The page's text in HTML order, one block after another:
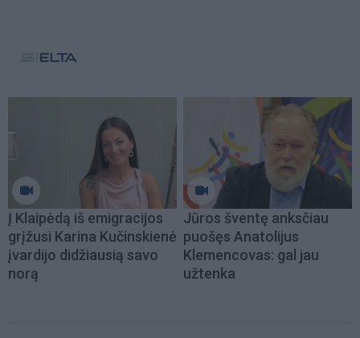
Į Klaipėdą iš emigracijos
grįžusi Karina Kučinskienė
įvardijo didžiausią savo
norą
Jūros šventę anksčiau
puošęs Anatolijus
Klemencovas: gal jau
užtenka